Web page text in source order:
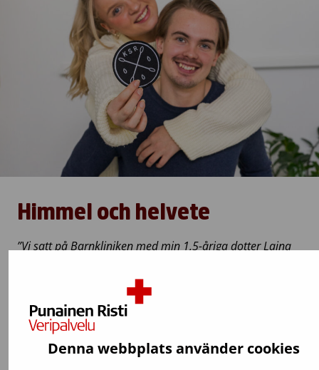
Denna webbplats använder cookies
Himmel och helvete
”Vi satt på Barnkliniken med min 1,5-åriga dotter Laina
smärtsamt än någonsin. Det kändes som att vi stod på
den sista stranden utan hopp om något bättre.”
Läs om patienterfarenheter om